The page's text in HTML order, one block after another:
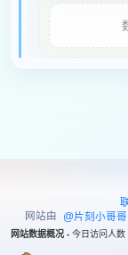
网站由
@片刻小哥哥
网站数据概况 - 今日访问人数